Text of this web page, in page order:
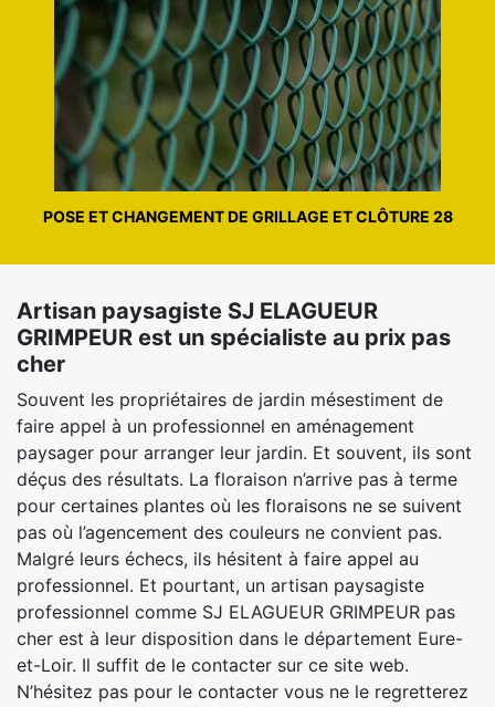
POSE ET CHANGEMENT DE GRILLAGE ET CLÔTURE 28
Artisan paysagiste SJ ELAGUEUR
GRIMPEUR est un spécialiste au prix pas
cher
Souvent les propriétaires de jardin mésestiment de
faire appel à un professionnel en aménagement
paysager pour arranger leur jardin. Et souvent, ils sont
déçus des résultats. La floraison n’arrive pas à terme
pour certaines plantes où les floraisons ne se suivent
pas où l’agencement des couleurs ne convient pas.
Malgré leurs échecs, ils hésitent à faire appel au
professionnel. Et pourtant, un artisan paysagiste
professionnel comme SJ ELAGUEUR GRIMPEUR pas
cher est à leur disposition dans le département Eure-
et-Loir. Il suffit de le contacter sur ce site web.
N’hésitez pas pour le contacter vous ne le regretterez